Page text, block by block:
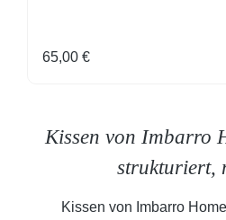
Regulärer Preis:
65,00 €
Kissen von Imbarro
strukturiert,
Kissen von Imbarro